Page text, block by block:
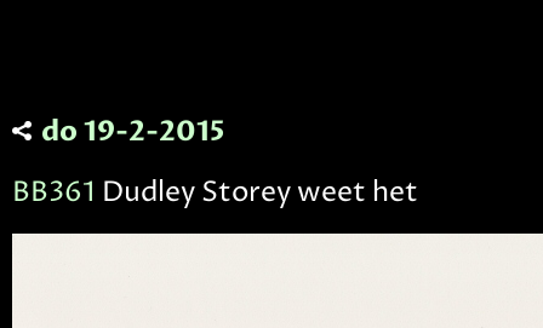
do 19-2-2015
BB361 Dudley Storey weet het